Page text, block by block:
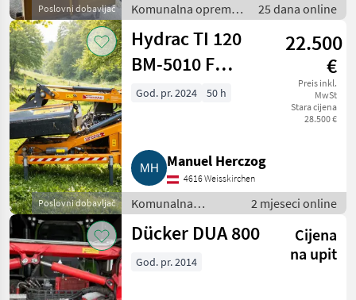
Poslovni dobavljač
Komunalna oprema i
vozila / Kosilice za
nagibe
25 dana online
Poslovni dobavljač
Hydrac TI 120
BM-5010 F
Böschungsmäher
22.500
€
Preis inkl.
MwSt
Stara cijena
28.500 €
God. pr. 2024 50 h
Manuel Herczog
4616 Weisskirchen
Komunalna
oprema i vozila /
Kosilice za nagibe
2 mjeseci online
Dücker DUA 800
Cijena
na upit
God. pr. 2014